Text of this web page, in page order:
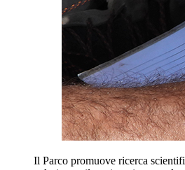
Il Parco promuove ricerca